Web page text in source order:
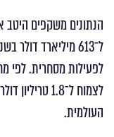
הנתונים משקפים היטב
לפעילות מסחרית. לפי
העולמית.